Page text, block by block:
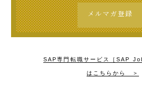
メルマガ登録
SAP専門転職サービス［SAP
はこちらから ＞